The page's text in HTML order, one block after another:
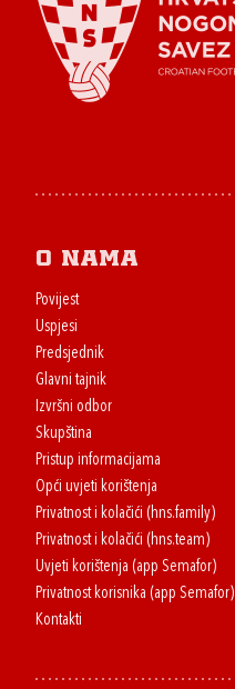
O nama
Povijest
Uspjesi
Predsjednik
Glavni tajnik
Izvršni odbor
Skupština
Pristup informacijama
Opći uvjeti korištenja
Privatnost i kolačići (hns.family)
Privatnost i kolačići (hns.team)
Uvjeti korištenja (app Semafor)
Privatnost korisnika (app Semafor)
Kontakti